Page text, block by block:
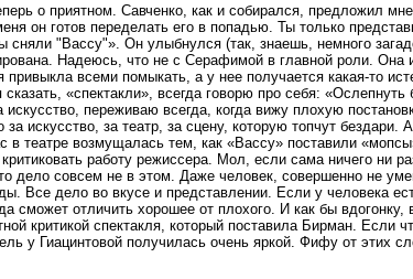
о приятном. Савченко, как и собирался, предложил
он готов переделать его в попадью. Ты только
"Вассу"». Он улыбнулся (так, знаешь, немного
Надеюсь, что не с Серафимой в главной роли. Она
всеми помыкать, а у нее получается какая-то
сказать, «спектакли», всегда говорю про себя:
переживаю всегда, когда вижу плохую
искусство, за театр, за сцену, которую топчут бездари.
в театре возмущалась тем, как «Вассу» поставили
работу режиссера. Мол, если сама ничего ни
дело совсем не в этом. Даже человек, совершенно не
Все дело во вкусе и представлении. Если у человека
сможет отличить хорошее от плохого. И как бы вдогонку,
критикой спектакля, который поставила Бирман. Если
у Гиацинтовой получилась очень яркой. Фифу от этих